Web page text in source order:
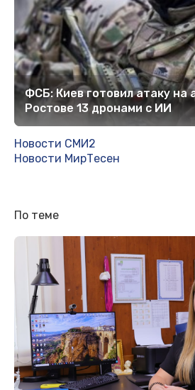
ФСБ: Киев готовил атаку на
Ростове 13 дронами с ИИ
Новости СМИ2
Новости МирТесен
По теме